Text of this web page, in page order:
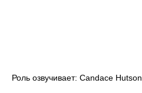
Роль озвучивает: Candace Hutson